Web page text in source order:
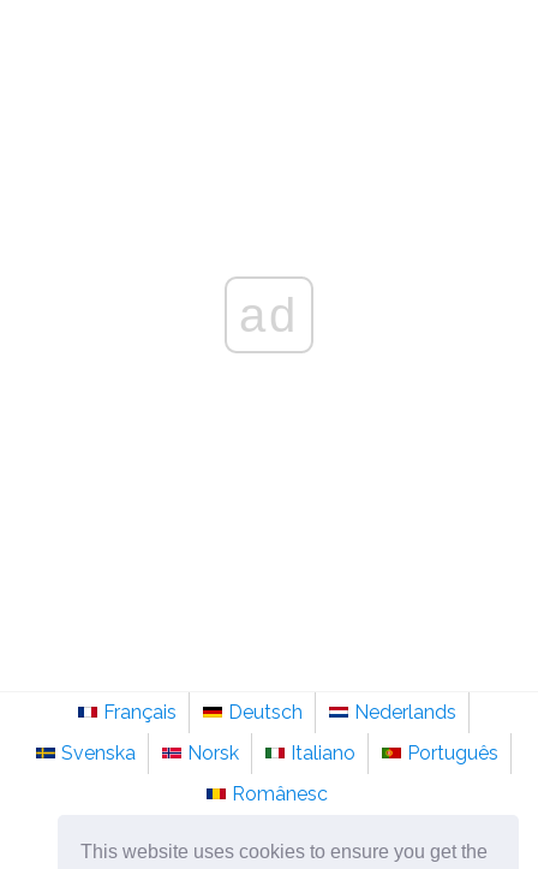
This website uses cookies to ensure you get the
ad
Français Deutsch
Nederlands
Svenska
Norsk Italiano
Português
Românesc
©2026it.sainte-anastasie.org